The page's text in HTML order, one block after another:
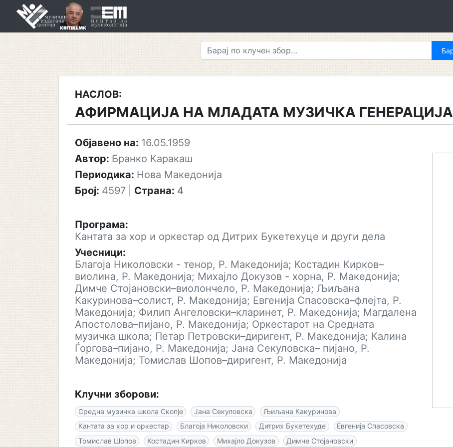
НАСЛОВ:
АФИРМАЦИЈА НА МЛАДАТА МУЗИЧКА ГЕНЕРАЦИЈА
Објавено на: 16.05.1959
Автор: Бранко Каракаш
Периодика: Нова Македонија
Број: 4597 Страна: 4
Програма:
Кантата за хор и оркестар од Дитрих Букетехуце и други дела
Учесници:
Благоја Николовски - тенор, Р. Македонија; Костадин Кирков–
виолина, Р. Македонија; Михајло Докузов - хорна, Р. Македонија;
Димче Стојановски–виолончело, Р. Македонија; Љиљана
Какуринова–солист, Р. Македонија; Евгенија Спасовска–флејта, Р.
Македонија; Филип Ангеловски–кларинет, Р. Македонија; Магдалена
Апостолова–пијано, Р. Македонија; Оркестарот на Средната
музичка школа; Петар Петровски–диригент, Р. Македонија; Калина
Ѓоргова–пијано, Р. Македонија; Јана Секуловска– пијано, Р.
Македонија; Томислав Шопов–диригент, Р. Македонија
Клучни зборови:
Средна музичка школа Скопје Јана Секуловска
Љиљана Какуринова
Кантата за хор и оркестар
Благоја Николовски Дитрих Букетехуде
Евгенија Спасовска
Томислав Шопов
Костадин Кирков Михајло Докузов Димче Стојановски